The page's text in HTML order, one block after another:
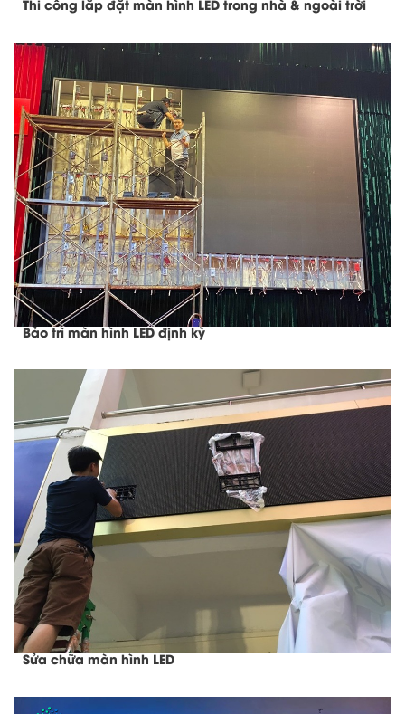
Thi công lắp đặt màn hình LED trong nhà & ngoài trời
Bảo trì màn hình LED định kỳ
Sửa chữa màn hình LED